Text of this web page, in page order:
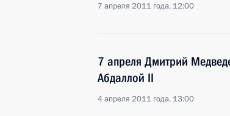
7 апреля 2011 года, 12:00
7 апреля Дмитрий
Абдаллой II
4 апреля 2011 года, 13:00